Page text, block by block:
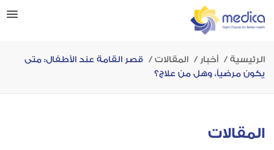
الرئيسية أخبار المقالات
قصر القامة عند الأطفال: متى
يكون مرضياً، وهل من علاج؟
المقالات